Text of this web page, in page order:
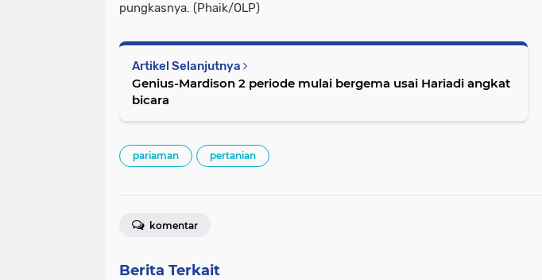
pungkasnya. (Phaik/OLP)
Artikel Selanjutnya
Genius-Mardison 2 periode mulai bergema usai Hariadi angkat
bicara
pariaman pertanian
komentar
Berita Terkait